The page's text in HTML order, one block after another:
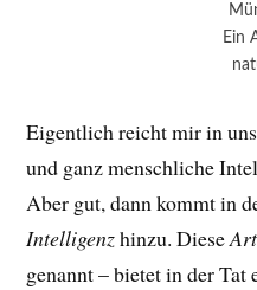
Ein
Eigentlich reicht mir in
und ganz menschliche
Aber gut, dann kommt in
Intelligenzhinzu. Diese
genannt – bietet in der